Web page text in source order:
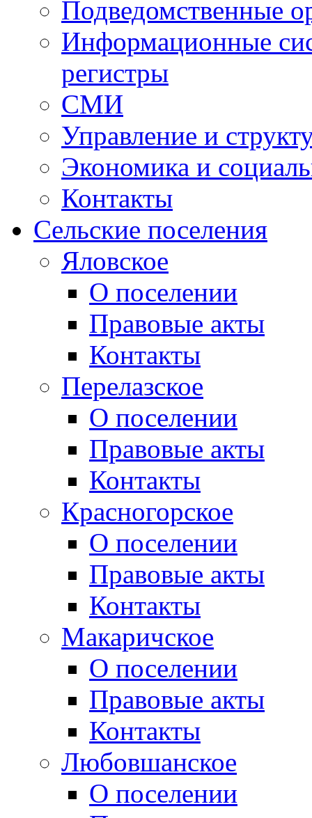
Подведомственные
Информационные
регистры
СМИ
Управление и
Экономика и
Контакты
Сельские поселения
Яловское
О поселении
Правовые акты
Контакты
Перелазское
О поселении
Правовые акты
Контакты
Красногорское
О поселении
Правовые акты
Контакты
Макаричское
О поселении
Правовые акты
Контакты
Любовшанское
О поселении